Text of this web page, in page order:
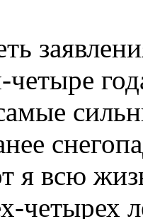
я всю
четырех